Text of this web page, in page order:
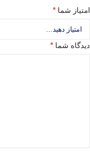
امتیاز شما *
دیدگاه شما *